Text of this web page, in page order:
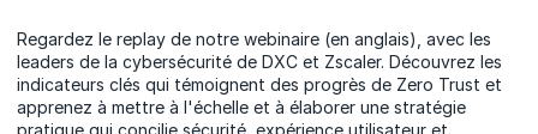
Regardez le replay de notre webinaire (en anglais), avec les
leaders de la cybersécurité de DXC et Zscaler. Découvrez les
indicateurs clés qui témoignent des progrès de Zero Trust et
apprenez à mettre à l'échelle et à élaborer une stratégie